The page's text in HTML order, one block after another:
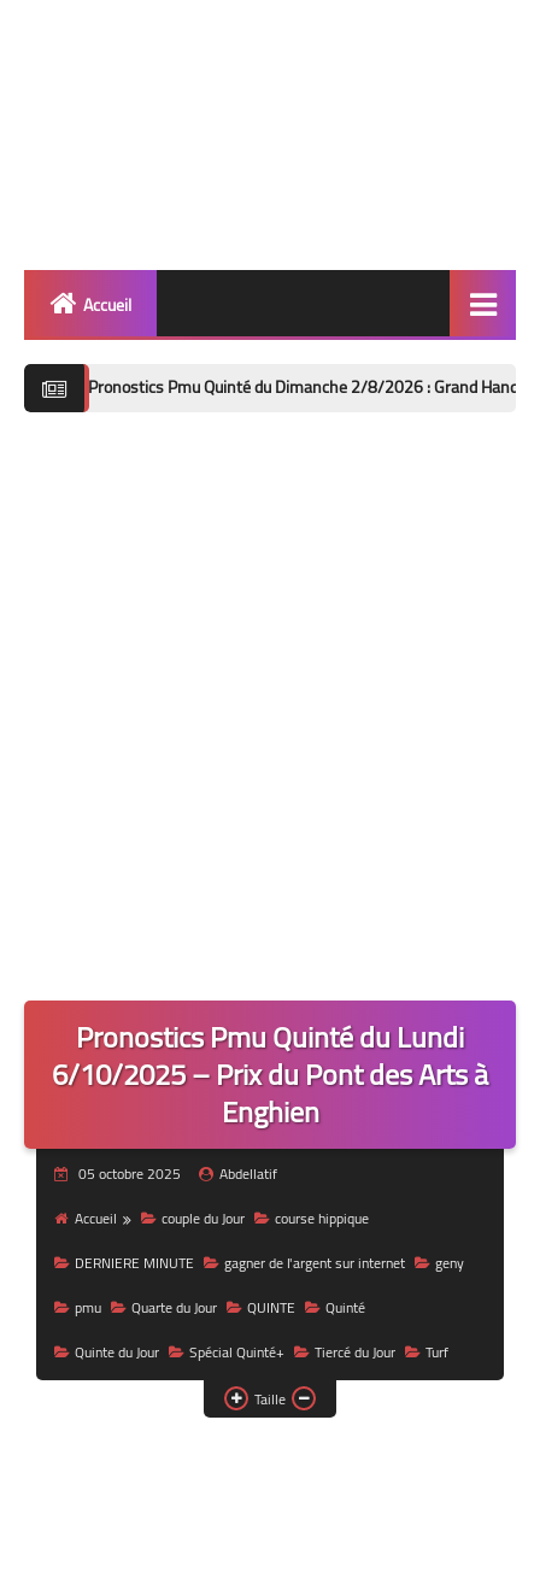
Accueil
Pmu Quinté du Dimanche 2/8/2026 : Grand Handicap des
Pronostics Pmu Quinté du Lundi
6/10/2025 – Prix du Pont des Arts à
Enghien
05 octobre 2025
Abdellatif
Accueil
couple du Jour
course hippique
DERNIERE MINUTE
gagner de l'argent sur internet
geny
pmu
Quarte du Jour QUINTE
Quinté
Quinte du Jour
Spécial Quinté+ Tiercé du Jour
Turf
Taille